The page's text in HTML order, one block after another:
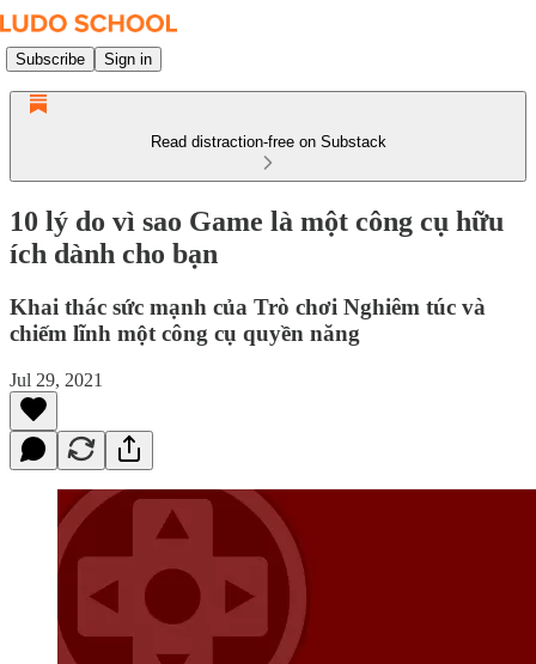
Subscribe Sign in
Read distraction-free on Substack
10 lý do vì sao Game là một công cụ hữu
ích dành cho bạn
Khai thác sức mạnh của Trò chơi Nghiêm túc và
chiếm lĩnh một công cụ quyền năng
Jul 29, 2021